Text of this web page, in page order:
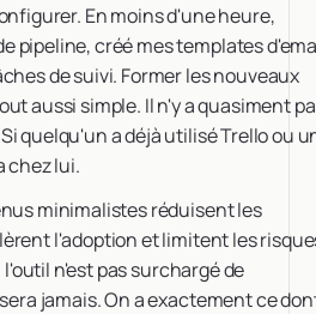
En moins d'une heure,
pipeline, créé mes templates
de suivi. Former les nouveaux
aussi simple. Il n'y a quasiment
quelqu'un a déjà utilisé Trello ou
chez lui.
minimalistes réduisent les
l'adoption et limitent les
n'est pas surchargé de
jamais. On a exactement ce